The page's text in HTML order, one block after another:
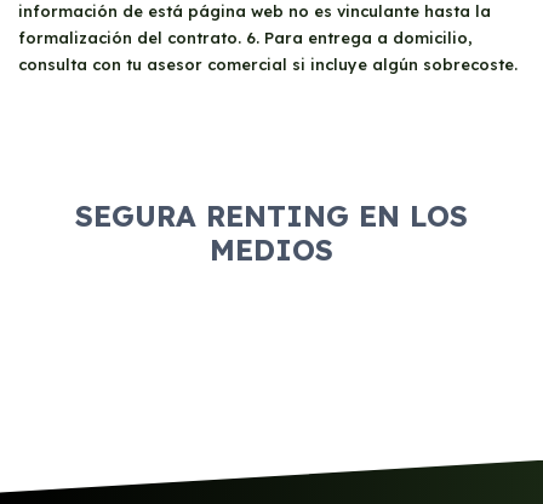
información de está página web no es vinculante hasta la
formalización del contrato. 6. Para entrega a domicilio,
consulta con tu asesor comercial si incluye algún sobrecoste.
SEGURA RENTING EN LOS
MEDIOS